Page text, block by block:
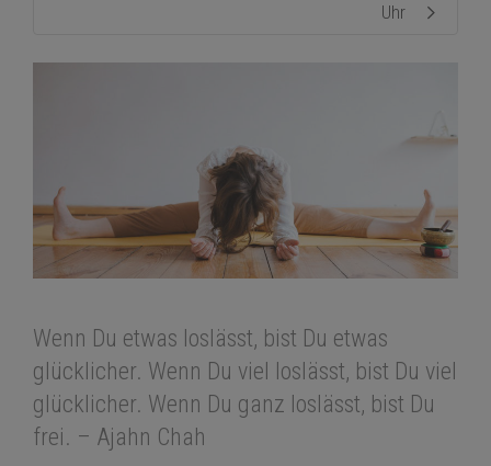
Uhr
Wenn Du etwas loslässt, bist Du etwas
glücklicher. Wenn Du viel loslässt, bist Du viel
glücklicher. Wenn Du ganz loslässt, bist Du
frei. – Ajahn Chah